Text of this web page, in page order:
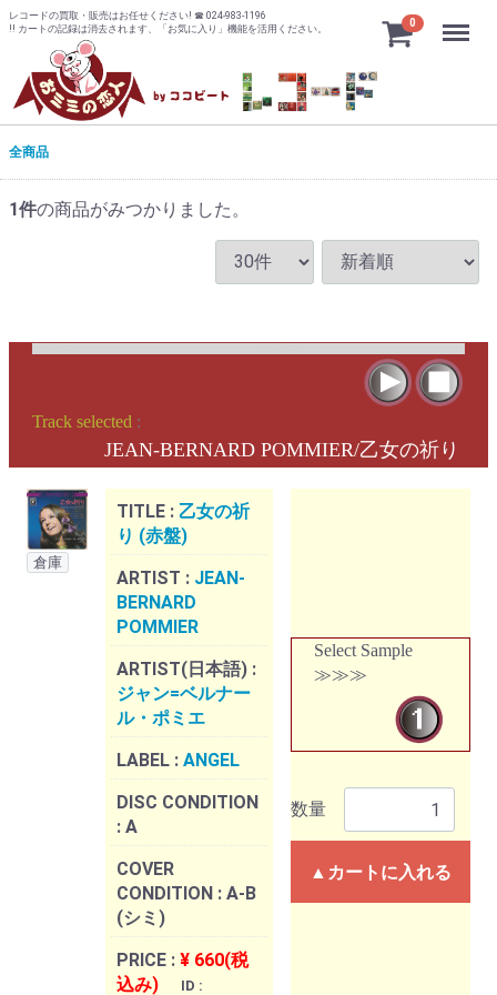
レコードの買取・販売はお任せください! ☎ 024-983-1196
!! カートの記録は消去されます、「お気に入り」機能を活用ください。
0 Menu
全商品
1件の商品がみつかりました。
Track selected :
JEAN-BERNARD POMMIER/乙女の祈り
倉庫
TITLE : 乙女の祈
り (赤盤)
ARTIST : JEAN-
BERNARD
POMMIER
ARTIST(日本語) :
ジャン=ベルナー
ル・ポミエ
LABEL : ANGEL
DISC CONDITION
: A
COVER
CONDITION : A-B
(シミ)
PRICE : ¥ 660(税
込み)
ID :
Select Sample
≫≫≫
数量
▲カートに入れる